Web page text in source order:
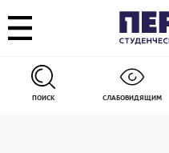
ПОИСК СЛАБОВИДЯЩИМ